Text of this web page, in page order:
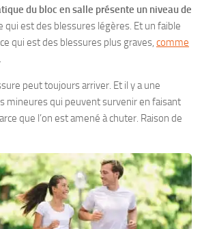
du bloc en salle présente un niveau de
qui est des blessures légères. Et un faible
qui est des blessures plus graves, comme
.
peut toujours arriver. Et il y a une
mineures qui peuvent survenir en faisant
que l’on est amené à chuter. Raison de